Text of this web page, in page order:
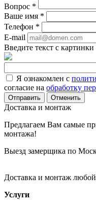
Вопрос *
Ваше имя *
Телефон *
E-mail
Введите текст с картинки
Я ознакомлен с
согласие на обработку
Отменить
Доставка и монтаж
Предлагаем Вам самые
монтажа!
Выезд замерщика по
Доставка и монтаж
Услуги